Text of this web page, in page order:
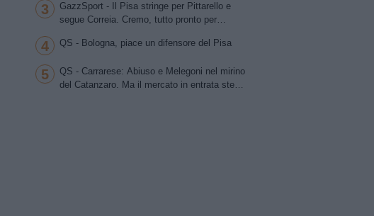
idea Antonini
3
GazzSport - Il Pisa stringe per Pittarello e
segue Correia. Cremo, tutto pronto per
portiere Vindahl
4 QS - Bologna, piace un difensore del Pisa
5
QS - Carrarese: Abiuso e Melegoni nel mirino
del Catanzaro. Ma il mercato in entrata stenta